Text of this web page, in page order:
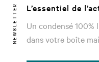
NEWSLETTER
L’essentiel de
Un condensé
dans votre boîte